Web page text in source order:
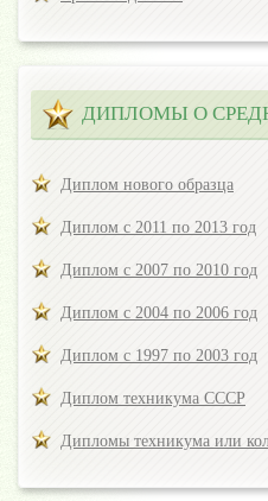
ДИПЛОМЫ О
Диплом нового образца
Диплом с 2011 по 2013 год
Диплом с 2007 по 2010 год
Диплом с 2004 по 2006 год
Диплом с 1997 по 2003 год
Диплом техникума СССР
Дипломы техникума или